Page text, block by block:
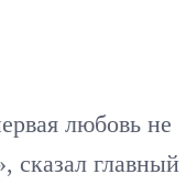
любовь не
сказал главный